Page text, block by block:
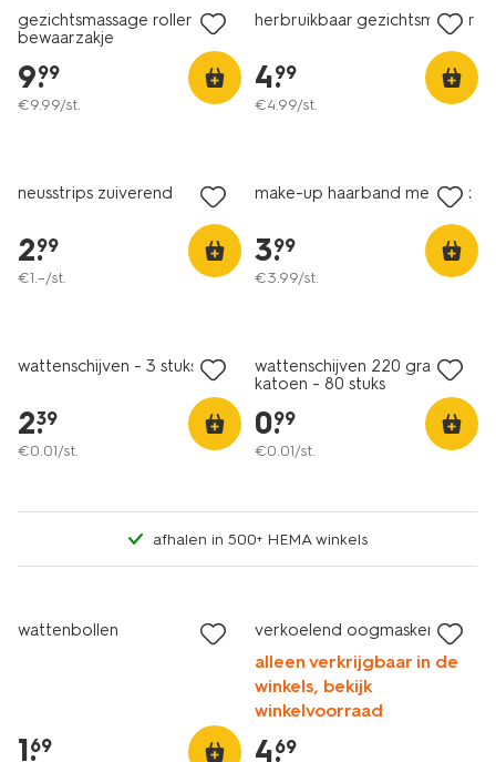
gezichtsmassage roller met
bewaarzakje
9.
99
€9.99/st.
herbruikbaar gezichtsmasker
4.
99
€4.99/st.
neusstrips zuiverend
2.
99
€1.–/st.
make-up haarband met strik
3.
99
€3.99/st.
wattenschijven - 3 stuks
2.
39
€0.01/st.
wattenschijven 220 grams
katoen - 80 stuks
0.
99
€0.01/st.
afhalen in 500+ HEMA winkels
wattenbollen
1.
69
verkoelend oogmasker
alleen verkrijgbaar in de
winkels, bekijk
winkelvoorraad
4.
69